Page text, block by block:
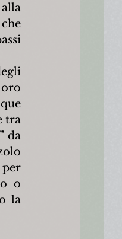
tra
da
o
la